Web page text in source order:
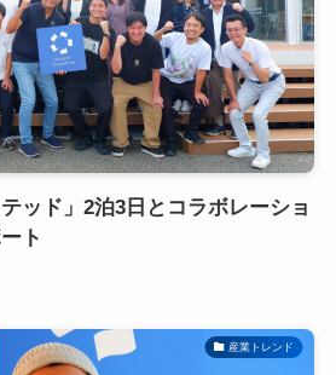
ッド」2泊3日とコラボレーショ
ト
産業トレンド